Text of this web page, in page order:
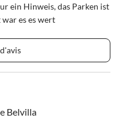
ein Hinweis, das Parken ist
es es wert
Belvilla